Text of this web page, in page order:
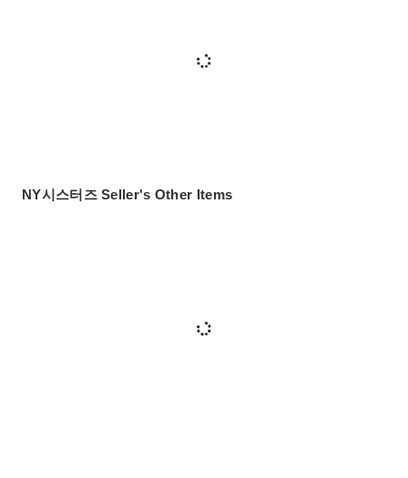
NY시스터즈 Seller's Other Items